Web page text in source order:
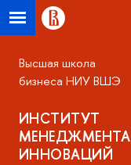
Высшая школа
бизнеса НИУ ВШЭ
ИНСТИТУТ
МЕНЕДЖМЕНТА
ИННОВАЦИЙ